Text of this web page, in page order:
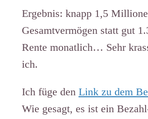
Ergebnis: knapp 1,5
Gesamtvermögen statt gut
Rente monatlich… Sehr
ich.
Ich füge den Link zu dem
Wie gesagt, es ist ein